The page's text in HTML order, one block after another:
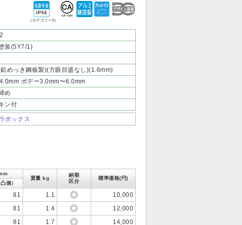
（カテゴリー2）
装(5Y7/1)
めっき鋼板製)(方眼目盛なし)(1.6mm)
ボデー3.0mm〜6.0mm
め
ン付
ボックス
質量 kg
納期
区分
標準価格(円)
凸側）
81 1.1
10,000
81 1.4
12,000
81 1.7 14,000